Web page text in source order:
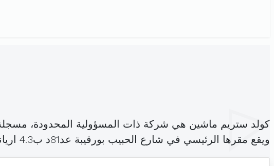
كولد ستريم ماشين هي شركة ذات المسؤولية المحدودة،
ويقع مقرها الرئيسي في شارع الحبيب بورقيبة عد81د ب4.3 اريانة المدينة (